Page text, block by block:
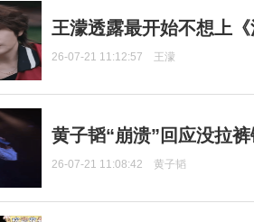
王濛透露最开始不想上
26-07-21 11:12:57 王濛
黄子韬“崩溃”回应没拉
26-07-21 11:08:42 黄子韬